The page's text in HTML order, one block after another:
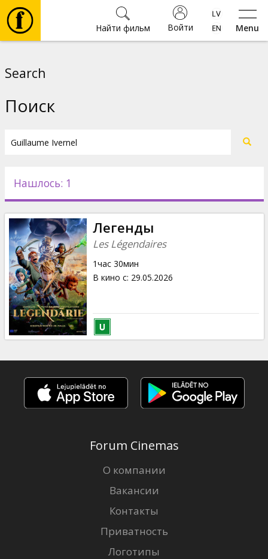
Menu
Войти
Найти фильм
Новости
Подарки
Кинозакуски
B2B
Клуб
Search
Поиск
Нашлось: 1
Легенды
Les Légendaires
1час 30мин
В кино с: 29.05.2026
Forum Cinemas
О компании
Вакансии
Контакты
Приватность
Логотипы